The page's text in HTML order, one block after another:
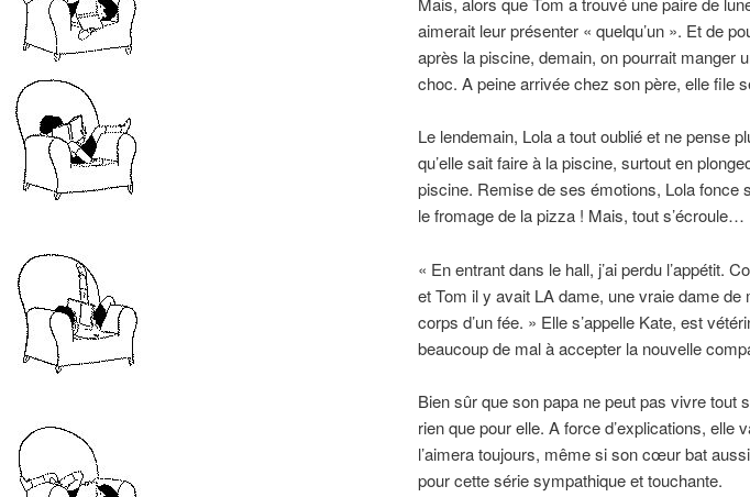
aimerait leur présenter « quelqu’un ». Et de
après la piscine, demain, on pourrait manger
choc. A peine arrivée chez son père, elle file
Le lendemain, Lola a tout oublié et ne pense
qu’elle sait faire à la piscine, surtout en
piscine. Remise de ses émotions, Lola fonce
le fromage de la pizza ! Mais, tout s’écroule…
« En entrant dans le hall, j’ai perdu l’appétit.
et Tom il y avait LA dame, une vraie dame
corps d’un fée. » Elle s’appelle Kate, est
beaucoup de mal à accepter la nouvelle
Bien sûr que son papa ne peut pas vivre tout
rien que pour elle. A force d’explications, elle
l’aimera toujours, même si son cœur bat
pour cette série sympathique et touchante.